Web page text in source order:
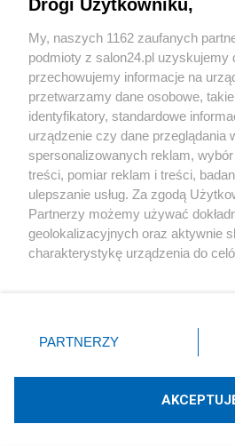
Sport
Społeczeństwo
Kultura
X Facebook
Technologię dostarcza:
Drogi Użytkowniku,
My, naszych 1162 zaufanych
podmioty z salon24.pl uzyskujemy
przechowujemy informacje na
przetwarzamy dane osobowe,
identyfikatory, standardowe
urządzenie czy dane przeglądania
spersonalizowanych reklam,
treści, pomiar reklam i treści,
ulepszanie usług. Za zgodą
Partnerzy możemy używać
geolokalizacyjnych oraz aktywnie
charakterystykę urządzenia do
zmienić/wycofać klikając przycisk
znajdujący się w lewym dolnym
rodzaje przetwarzania danych nie
użytkownika, ale masz prawo
PARTNERZY